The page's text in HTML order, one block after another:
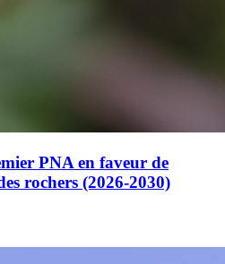
PNA en faveur de
rochers (2026-2030)